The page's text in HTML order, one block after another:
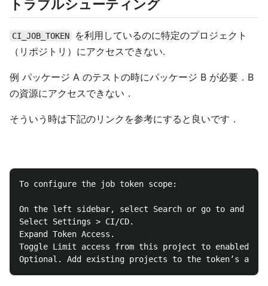
トラブルシューティング
CI_JOB_TOKEN
を利用しているのに特定のプロジェクト
（リポジトリ）にアクセスできない.
例 パッケージ A のテストの時にパッケージ B が必要．B
の資源にアクセスできない．
そういう時は下記のリンクを参考にすると良いです．
To configure the job token scope:
On the left sidebar, select Search or go to and
Select Settings > CI/CD.
Expand Token Access.
Toggle Limit access from this project to enabled.